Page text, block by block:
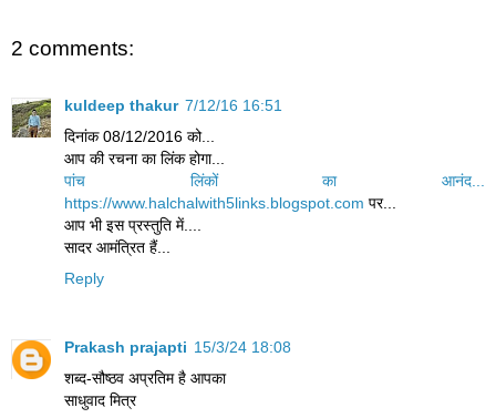
2 comments:
kuldeep thakur 7/12/16 16:51
दिनांक 08/12/2016 को...
आप की रचना का लिंक होगा...
पांच लिंकों का आनंद...
https://www.halchalwith5links.blogspot.com पर...
आप भी इस प्रस्तुति में....
सादर आमंत्रित हैं...
Reply
Prakash prajapti 15/3/24 18:08
शब्द-सौष्ठव अप्रतिम है आपका
साधुवाद मित्र